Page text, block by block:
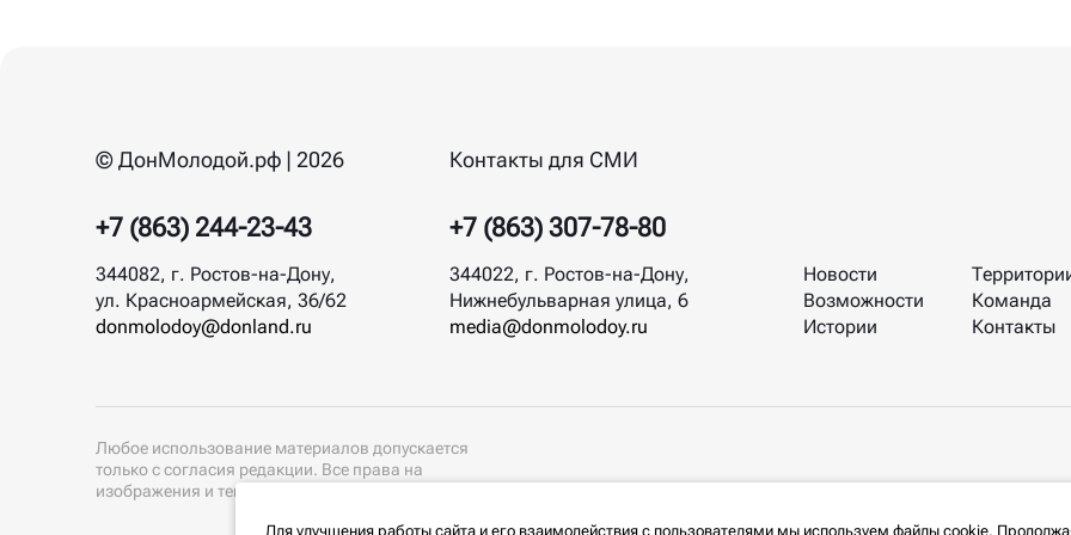
© ДонМолодой.рф | 2026
+7 (863) 244-23-43
344082, г. Ростов-на-Дону,
ул. Красноармейская, 36/62
donmolodoy@donland.ru
Контакты для СМИ
+7 (863) 307-78-80
344022, г. Ростов-на-Дону,
Нижнебульварная улица, 6
media@donmolodoy.ru
Новости
Возможности
Истории
Команда
Контакты
Любое использование материалов допускается
только с согласия редакции. Все права на
изображения и тексты принадлежат их авторам.
Для улучшения работы сайта и его взаимодействия с пользователями мы используем файлы cookie.